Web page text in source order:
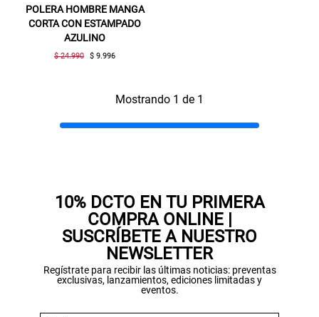
POLERA HOMBRE MANGA
CORTA CON ESTAMPADO
AZULINO
$ 24.990 $ 9.996
Mostrando 1 de 1
10% DCTO EN TU PRIMERA
COMPRA ONLINE |
SUSCRÍBETE A NUESTRO
NEWSLETTER
Regístrate para recibir las últimas noticias: preventas
exclusivas, lanzamientos, ediciones limitadas y
eventos.
Gracias por inscribirte!
Aquí esta tu cupón, usalo en tu siguiente